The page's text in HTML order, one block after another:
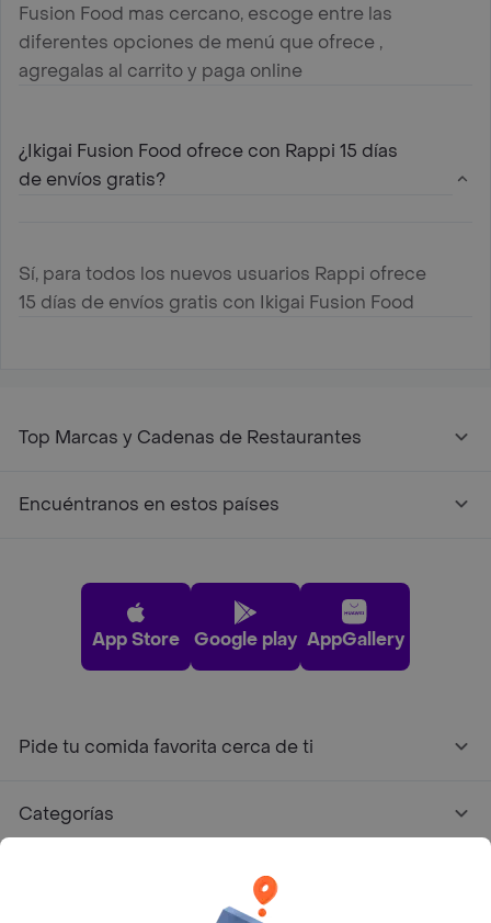
Fusion Food mas cercano, escoge entre las
diferentes opciones de menú que ofrece ,
agregalas al carrito y paga online
¿Ikigai Fusion Food ofrece con Rappi 15 días
de envíos gratis?
Sí, para todos los nuevos usuarios Rappi ofrece
15 días de envíos gratis con Ikigai Fusion Food
Top Marcas y Cadenas de Restaurantes
Encuéntranos en estos países
App Store Google play AppGallery
Pide tu comida favorita cerca de ti
Categorías